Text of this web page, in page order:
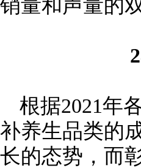
销量和声量的
根据2021年
补养生品类的
长的态势，而